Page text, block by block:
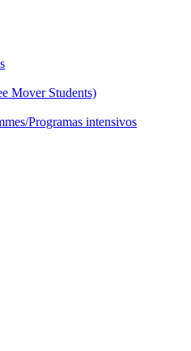
Mover Students)
Programas intensivos